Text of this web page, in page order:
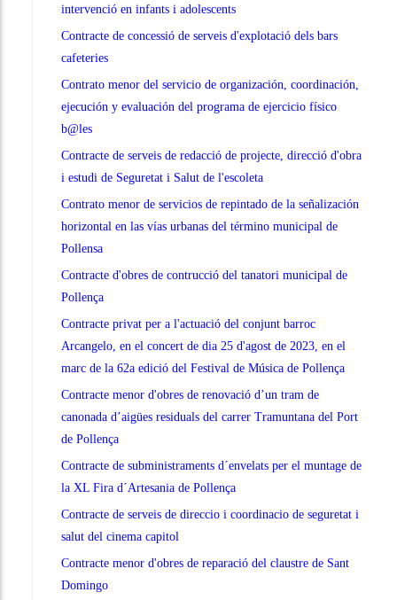
intervenció en infants i adolescents
Contracte de concessió de serveis d'explotació dels bars
cafeteries
Contrato menor del servicio de organización, coordinación,
ejecución y evaluación del programa de ejercicio físico
b@les
Contracte de serveis de redacció de projecte, direcció d'obra
i estudi de Seguretat i Salut de l'escoleta
Contrato menor de servicios de repintado de la señalización
horizontal en las vías urbanas del término municipal de
Pollensa
Contracte d'obres de contrucció del tanatori municipal de
Pollença
Contracte privat per a l'actuació del conjunt barroc
Arcangelo, en el concert de dia 25 d'agost de 2023, en el
marc de la 62a edició del Festival de Música de Pollença
Contracte menor d'obres de renovació d’un tram de
canonada d’aigües residuals del carrer Tramuntana del Port
de Pollença
Contracte de subministraments d´envelats per el muntage de
la XL Fira d´Artesania de Pollença
Contracte de serveis de direccio i coordinacio de seguretat i
salut del cinema capitol
Contracte menor d'obres de reparació del claustre de Sant
Domingo